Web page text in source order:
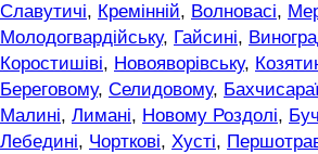
Славутичі, Кремінній, Волновасі,
Молодогвардійську, Гайсині,
Коростишіві, Новояворівську,
Береговому, Селидовому,
Малині, Лимані, Новому Роздолі,
Лебедині, Чорткові, Хусті,